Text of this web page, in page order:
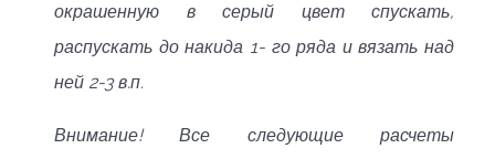
окрашенную в серый цвет спускать,
распускать до накида 1- го ряда и вязать над
ней 2-3 в.п.
Внимание! Все следующие расчеты